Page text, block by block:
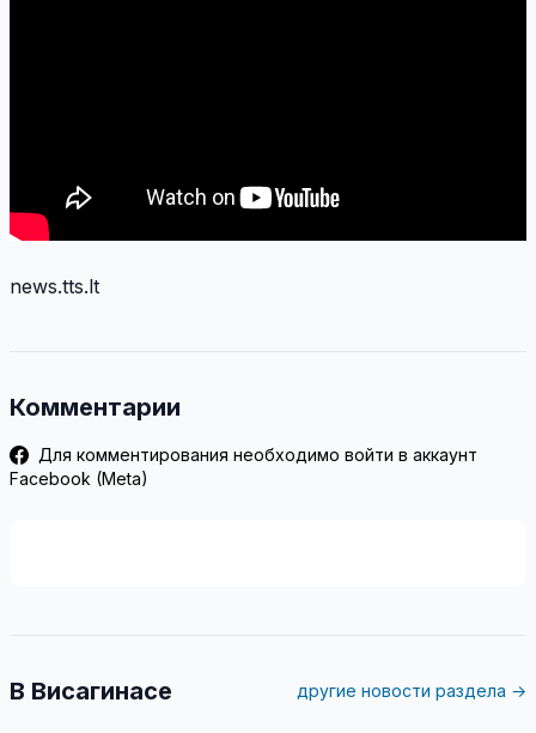
news.tts.lt
Комментарии
Для комментирования необходимо войти в аккаунт
Facebook (Meta)
В Висагинасе другие новости раздела →